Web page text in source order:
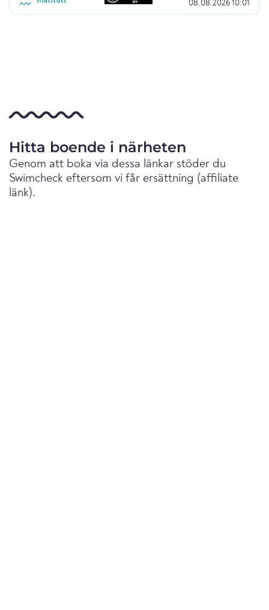
08.08.2026 10:01
Hitta boende i närheten
Genom att boka via dessa länkar stöder du
Swimcheck eftersom vi får ersättning (affiliate
länk).